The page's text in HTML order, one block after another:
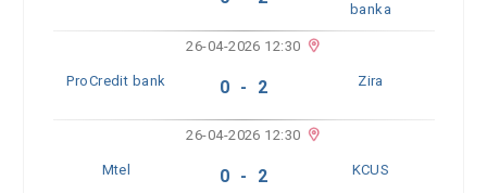
banka
26-04-2026 12:30
ProCredit bank 0 - 2 Zira
26-04-2026 12:30
Mtel 0 - 2 KCUS